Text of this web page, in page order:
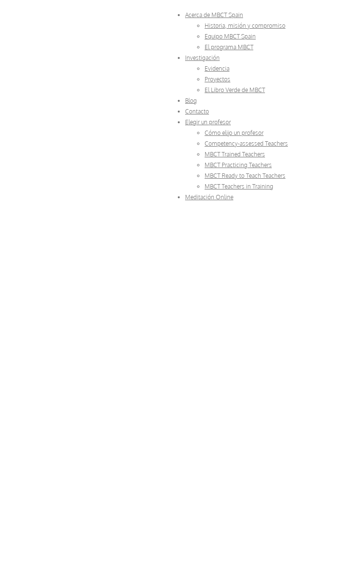
Acerca de MBCT Spain
Historia, misión y compromiso
Equipo MBCT Spain
El programa MBCT
Investigación
Evidencia
Proyectos
El Libro Verde de MBCT
Blog
Contacto
Elegir un profesor
Cómo elijo un profesor
Competency-assessed Teachers
MBCT Trained Teachers
MBCT Practicing Teachers
MBCT Ready to Teach Teachers
MBCT Teachers in Training
Meditación Online